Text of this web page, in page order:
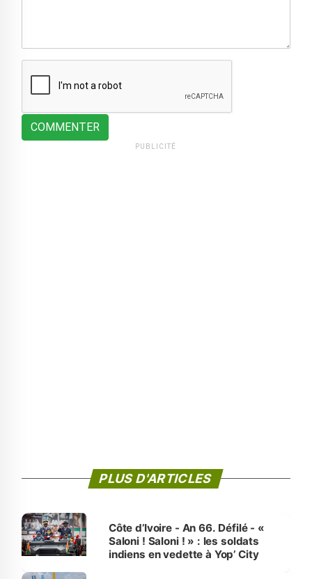
COMMENTER
PUBLICITÉ
PLUS D'ARTICLES
Côte d’Ivoire - An 66. Défilé - «
Saloni ! Saloni ! » : les soldats
indiens en vedette à Yop’ City